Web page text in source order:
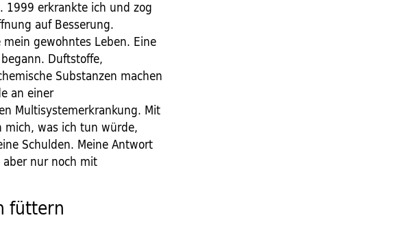
1999 erkrankte ich und zog
auf Besserung.
gewohntes Leben. Eine
Duftstoffe,
Substanzen machen
an einer
Multisystemerkrankung. Mit
mich, was ich tun würde,
Schulden. Meine Antwort
nur noch mit
füttern